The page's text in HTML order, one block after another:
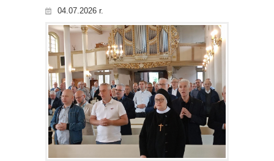
04.07.2026 r.